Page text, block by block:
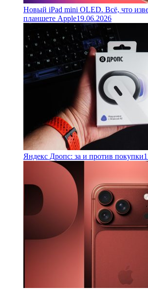
Новый iPad mini OLED. Всё, что
планшете Apple19.06.2026
Яндекс Дропс: за и против покупки